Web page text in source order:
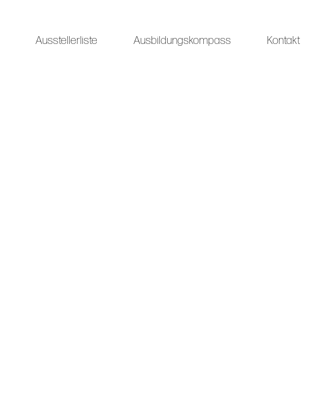
Ausstellerliste Ausbildungskompass Kontakt